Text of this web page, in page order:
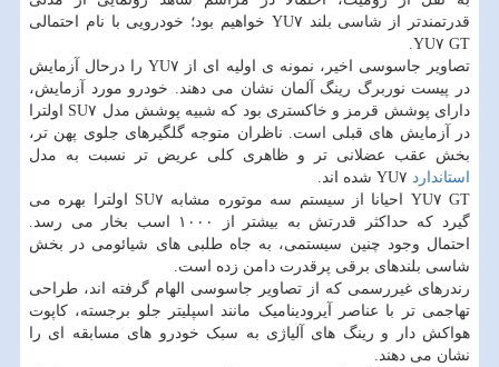
قدرتمندتر از شاسی بلند YU۷ خواهیم بود؛ خودرویی با نام احتمالی
YU۷ GT.
تصاویر جاسوسی اخیر، نمونه ی اولیه ای از YU۷ را درحال آزمایش
در پیست نوربرگ رینگ آلمان نشان می دهند. خودرو مورد آزمایش،
دارای پوشش قرمز و خاکستری بود که شبیه پوشش مدل SU۷ اولترا
در آزمایش های قبلی است. ناظران متوجه گلگیرهای جلوی پهن تر،
بخش عقب عضلانی تر و ظاهری کلی عریض تر نسبت به مدل
استاندارد
YU۷ GT احیانا از سیستم سه موتوره مشابه SU۷ اولترا بهره می
گیرد که حداکثر قدرتش به بیشتر از ۱۰۰۰ اسب بخار می رسد.
احتمال وجود چنین سیستمی، به جاه طلبی های شیائومی در بخش
شاسی بلندهای برقی پرقدرت دامن زده است.
رندرهای غیررسمی که از تصاویر جاسوسی الهام گرفته اند، طراحی
تهاجمی تر با عناصر آیرودینامیک مانند اسپلیتر جلو برجسته، کاپوت
هواکش دار و رینگ های آلیاژی به سبک خودرو های مسابقه ای را
نشان می دهند.